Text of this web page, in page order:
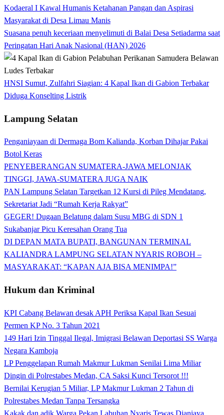
Kodaeral I Kawal Humanis Ketahanan Pangan dan Aspirasi
Masyarakat di Desa Limau Manis
Suasana penuh keceriaan menyelimuti di Balai Desa Setiadarma saat
Peringatan Hari Anak Nasional (HAN) 2026
HNSI Sumut, Zulfahri Siagian: 4 Kapal Ikan di Gabion Terbakar
Diduga Konselting Listrik
Lampung Selatan
Penganiayaan di Dermaga Bom Kalianda, Korban Dihajar Pakai
Botol Keras
PENYEBERANGAN SUMATERA-JAWA MELONJAK
TINGGI, JAWA-SUMATERA JUGA NAIK
PAN Lampung Selatan Targetkan 12 Kursi di Pileg Mendatang,
Sekretariat Jadi “Rumah Kerja Rakyat”
GEGER! Dugaan Belatung dalam Susu MBG di SDN 1
Sukabanjar Picu Keresahan Orang Tua
DI DEPAN MATA BUPATI, BANGUNAN TERMINAL
KALIANDRA LAMPUNG SELATAN NYARIS ROBOH –
MASYARAKAT: “KAPAN AJA BISA MENIMPA!”
Hukum dan Kriminal
KPI Cabang Belawan desak APH Periksa Kapal Ikan Sesuai
Permen KP No. 3 Tahun 2021
149 Hari Izin Tinggal Ilegal, Imigrasi Belawan Deportasi SS Warga
Negara Kamboja
LP Penggelapan Rumah Makmur Lukman Senilai Lima Miliar
Dingin di Polrestabes Medan, CA Saksi Kunci Tersorot !!!
Bernilai Kerugian 5 Miliar, LP Makmur Lukman 2 Tahun di
Polrestabes Medan Tanpa Tersangka
Kakak dan adik Warga Pekan Labuhan Nyaris Tewas Dianiaya